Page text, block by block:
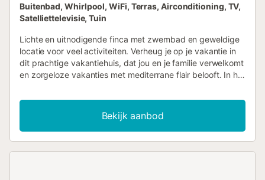
Buitenbad, Whirlpool, WiFi, Terras, Airconditioning, TV,
Satelliettelevisie, Tuin
Lichte en uitnodigende finca met zwembad en geweldige
locatie voor veel activiteiten. Verheug je op je vakantie in
dit prachtige vakantiehuis, dat jou en je familie verwelkomt
en zorgeloze vakanties met mediterrane flair belooft. In het
bij de houtkachel of ontspannen in de tuin met een groot
terras bij het zwembad. Strijk 's avonds neer op een van
de terrassen, barbecue samen en geniet van het ideale
klimaat. Een bijzonder hoogtepunt is de whirlpool in de
Bekijk aanbod